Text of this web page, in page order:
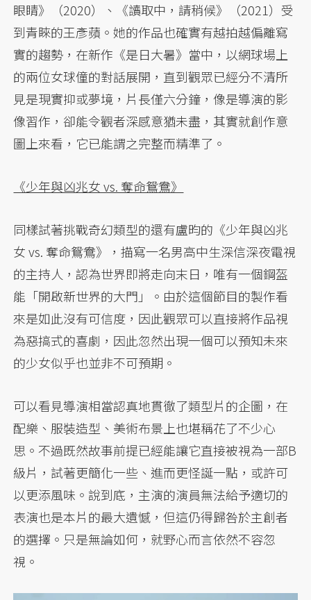
眼睛》（2020）、《讀取中，請稍候》（2021）受
到青睞的王彥蘋。她的作品也確實有越拍越偏離寫
實的趨勢，在新作《是日大暑》當中，以網球場上
的兩位女球僮的對話展開，直到觀眾已經分不清所
見是現實抑或夢境，片長僅六分鐘，像是導演的影
像習作，卻能令觀者深感意猶未盡，其實就創作意
圖上來看，它已能謂之完整而精準了。
《少年與凶兆女 vs. 奪命鴛鴦》
同樣試著挑戰奇幻類型的還有盧昀的《少年與凶兆
女 vs. 奪命鴛鴦》，描寫一名男高中生深信深夜電視
的主持人，認為世界即將走向末日，唯有一個鋼盔
能「開啟新世界的大門」。由於這個節目的製作看
來是如此沒有可信度，因此觀眾可以直接將作品視
為惡搞式的喜劇，因此忽然出現一個可以預知未來
的少女似乎也並非不可預期。
可以看見導演相當認真地貫徹了類型片的企圖，在
配樂、服裝造型、美術布景上也堪稱花了不少心
思。不過既然故事前提已經能讓它直接被視為一部B
級片，試著更簡化一些、進而更怪誕一點，或許可
以更添風味。說到底，主演的演員無法給予適切的
表演也是本片的最大遺憾，但這仍得歸咎於主創者
的選擇。只是無論如何，就野心而言依然不容忽
視。